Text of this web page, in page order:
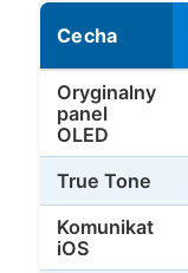
Cecha
Oryginalny
panel
OLED
True Tone
Komunikat
iOS